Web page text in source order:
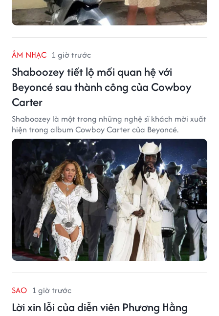
ÂM NHẠC 1 giờ trước
Shaboozey tiết lộ mối quan hệ với
Beyoncé sau thành công của Cowboy
Carter
Shaboozey là một trong những nghệ sĩ khách mời xuất
hiện trong album Cowboy Carter của Beyoncé.
SAO 1 giờ trước
Lời xin lỗi của diễn viên Phương Hằng